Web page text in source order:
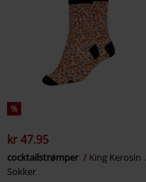
%
kr 47.95
cocktailstrømper
King Kerosin
Sokker